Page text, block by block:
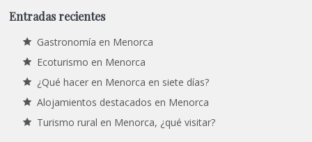
Entradas recientes
Gastronomía en Menorca
Ecoturismo en Menorca
¿Qué hacer en Menorca en siete días?
Alojamientos destacados en Menorca
Turismo rural en Menorca, ¿qué visitar?